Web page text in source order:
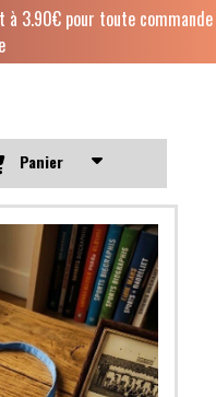
3.90€ pour toute commande
Panier